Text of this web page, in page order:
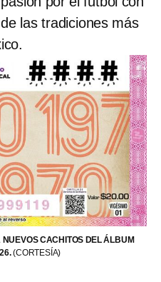
las tradiciones más
CACHITOS DEL ÁLBUM
(CORTESÍA)